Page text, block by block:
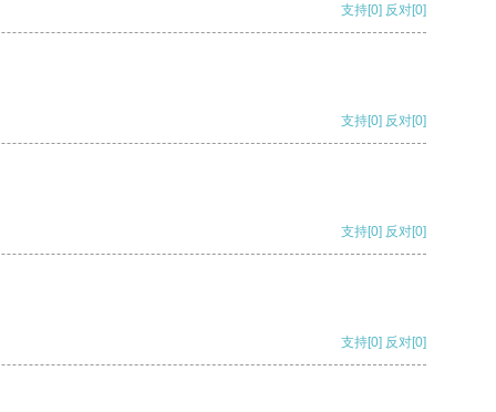
支持[0] 反对[0]
支持[0] 反对[0]
支持[0] 反对[0]
支持[0] 反对[0]